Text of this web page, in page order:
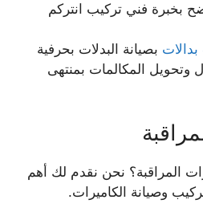
بخبرة فني تركيب انتركم
بصيانة البدلات بحرفية
وتحويل المكالمات بمنتهى
المراقبة؟ نحن نقدم لك أهم
وصيانة الكاميرات.